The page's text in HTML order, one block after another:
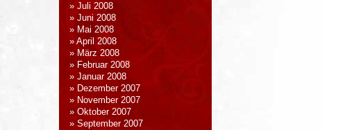
Juli 2008
Juni 2008
Mai 2008
April 2008
März 2008
Februar 2008
Januar 2008
Dezember 2007
November 2007
Oktober 2007
September 2007